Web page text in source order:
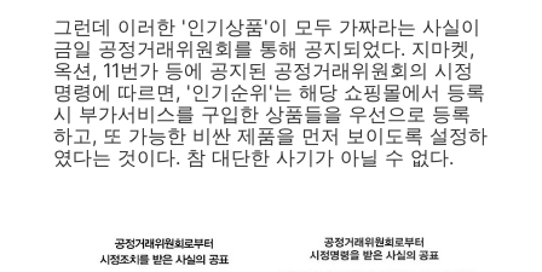
그런데 이러한 '인기상품'이 모두 가짜라는 사실이
금일 공정거래위원회를 통해 공지되었다. 지마켓,
옥션, 11번가 등에 공지된 공정거래위원회의 시정
명령에 따르면, '인기순위'는 해당 쇼핑몰에서 등록
시 부가서비스를 구입한 상품들을 우선으로 등록
하고, 또 가능한 비싼 제품을 먼저 보이도록 설정하
였다는 것이다. 참 대단한 사기가 아닐 수 없다.